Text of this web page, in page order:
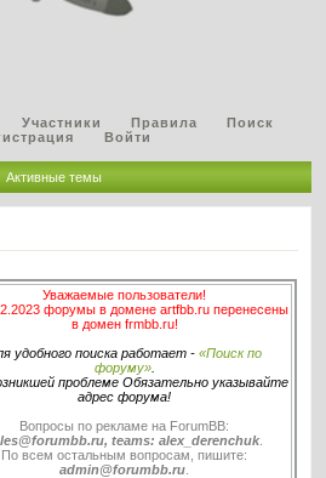
Участники Правила
Поиск
Войти
Активные темы
Уважаемые пользователи!
форумы в домене artfbb.ru перенесены
в домен frmbb.ru!
удобного поиска работает - «Поиск по
форуму».
проблеме Обязательно указывайте
адрес форума!
Вопросы по рекламе на ForumBB:
teams: alex_derenchuk
По всем остальным вопросам, пишите:
admin@forumbb.ru